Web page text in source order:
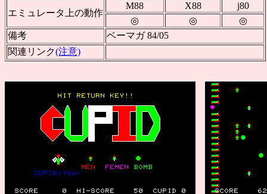
エミュレータ上の動作
M88 X88
j80
◎
◎
◎
備考
ベーマガ 84/05
関連リンク(注意)